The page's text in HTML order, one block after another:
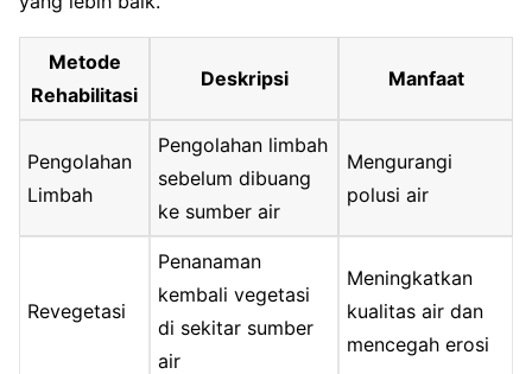
Metode
Rehabilitasi
Deskripsi Manfaat
Pengolahan
Limbah
Pengolahan limbah
sebelum dibuang
ke sumber air
Mengurangi
polusi air
Revegetasi
Penanaman
kembali vegetasi
di sekitar sumber
air
Meningkatkan
kualitas air dan
mencegah erosi